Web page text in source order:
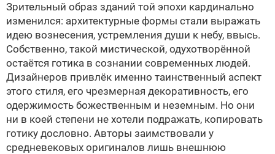
Зрительный образ зданий той эпохи кардинально
изменился: архи­тектурные формы стали выражать
идею воз­не­сения, устремления души к небу, ввысь.
Собственно, такой мистической, одухотво­рённой
остаётся готика в сознании современных людей.
Дизайнеров привлёк именно таинственный аспект
этого стиля, его чрезмерная декоративность, его
одержимость божественным и неземным. Но они
ни в коей степени не хотели подражать, копировать
готику дословно. Авторы заимствовали у
средневековых оригиналов лишь внешнюю